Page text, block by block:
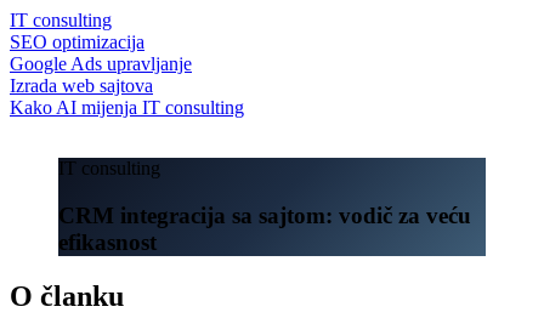
IT consulting
SEO optimizacija
Google Ads upravljanje
Izrada web sajtova
Kako AI mijenja IT consulting
IT consulting
CRM integracija sa sajtom: vodič za veću
efikasnost
O članku